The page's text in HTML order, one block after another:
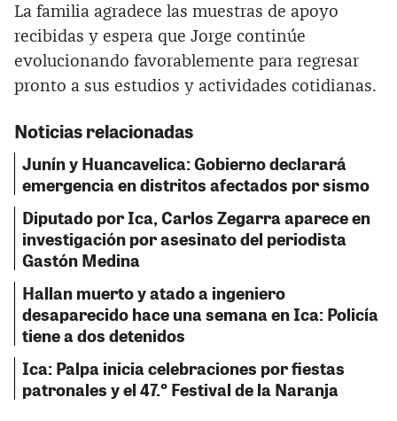
La familia agradece las muestras de apoyo
recibidas y espera que Jorge continúe
evolucionando favorablemente para regresar
pronto a sus estudios y actividades cotidianas.
Noticias relacionadas
Junín y Huancavelica: Gobierno declarará
emergencia en distritos afectados por sismo
Diputado por Ica, Carlos Zegarra aparece en
investigación por asesinato del periodista
Gastón Medina
Hallan muerto y atado a ingeniero
desaparecido hace una semana en Ica: Policía
tiene a dos detenidos
Ica: Palpa inicia celebraciones por fiestas
patronales y el 47.º Festival de la Naranja